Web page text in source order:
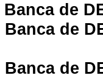
Banca de
Banca de
Banca de